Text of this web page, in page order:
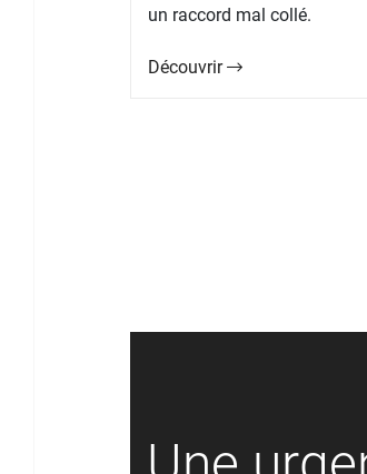
un raccord mal collé.
Découvrir